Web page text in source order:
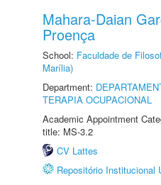
Mahara-Daian
Proença
School: Faculdade de
Marília)
Department:
TERAPIA OCUPACIONAL
Academic Appointment
title: MS-3.2
CV Lattes
Repositório Institucional